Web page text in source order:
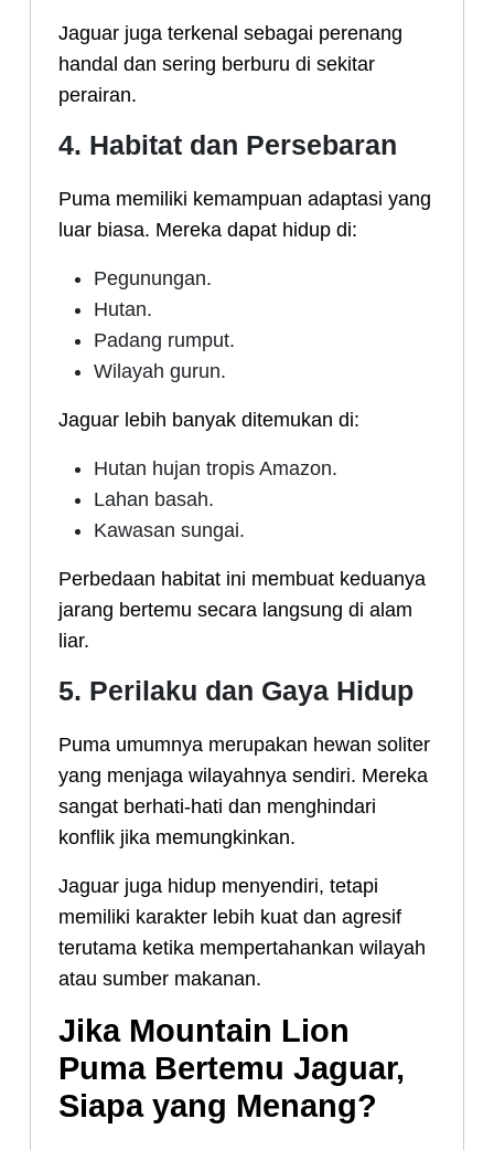
Jaguar juga terkenal sebagai perenang
handal dan sering berburu di sekitar
perairan.
4. Habitat dan Persebaran
Puma memiliki kemampuan adaptasi yang
luar biasa. Mereka dapat hidup di:
Pegunungan.
Hutan.
Padang rumput.
Wilayah gurun.
Jaguar lebih banyak ditemukan di:
Hutan hujan tropis Amazon.
Lahan basah.
Kawasan sungai.
Perbedaan habitat ini membuat keduanya
jarang bertemu secara langsung di alam
liar.
5. Perilaku dan Gaya Hidup
Puma umumnya merupakan hewan soliter
yang menjaga wilayahnya sendiri. Mereka
sangat berhati-hati dan menghindari
konflik jika memungkinkan.
Jaguar juga hidup menyendiri, tetapi
memiliki karakter lebih kuat dan agresif
terutama ketika mempertahankan wilayah
atau sumber makanan.
Jika Mountain Lion
Puma Bertemu Jaguar,
Siapa yang Menang?